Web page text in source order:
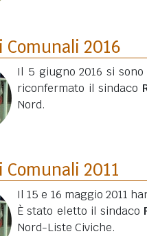
Comunali 2016
Il 5 giugno 2016 si
riconfermato il sindaco
Nord.
Comunali 2011
Il 15 e 16 maggio 2011
È stato eletto il sindaco
Nord-Liste Civiche.